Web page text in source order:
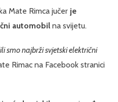
Mate Rimca jučer je
automobil na svijetu.
smo najbrži svjetski električni
Rimac na Facebook stranici